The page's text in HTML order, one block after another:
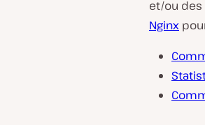
et/ou des
Nginx